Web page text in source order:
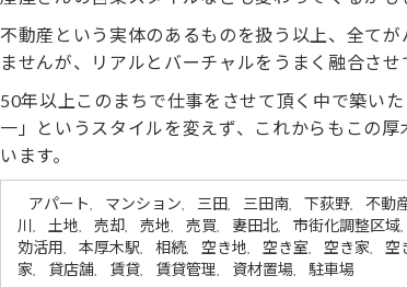
不動産という実体のあるものを扱う以上、全て
ませんが、リアルとバーチャルをうまく融合させ
50年以上このまちで仕事をさせて頂く中で築い
一」というスタイルを変えず、これからもこの
います。
アパート マンション 三田 三田南 下荻野 不動
川
土地 売却 売地 売買 妻田北 市街化調整区域
効活用
本厚木駅 相続 空き地 空き室 空き家 空
家
貸店舗 賃貸 賃貸管理 資材置場 駐車場